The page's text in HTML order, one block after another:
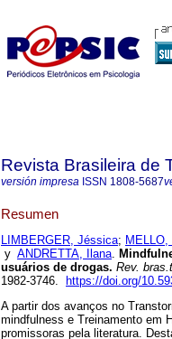
Revista Brasileira de
versión impresa ISSN 1808-5687
Resumen
LIMBERGER, Jéssica;
y ANDRETTA, Ilana.
usuários de drogas. Rev.
1982-3746.
https://doi.org/
A partir dos avanços no
mindfulness e Treinamento em
promissoras pela literatura.